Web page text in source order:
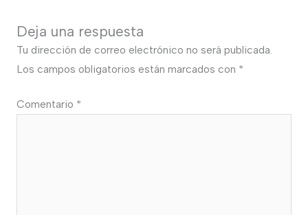
Deja una respuesta
Tu dirección de correo electrónico no será publicada.
Los campos obligatorios están marcados con *
Comentario *